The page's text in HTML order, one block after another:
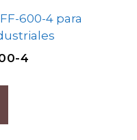
4